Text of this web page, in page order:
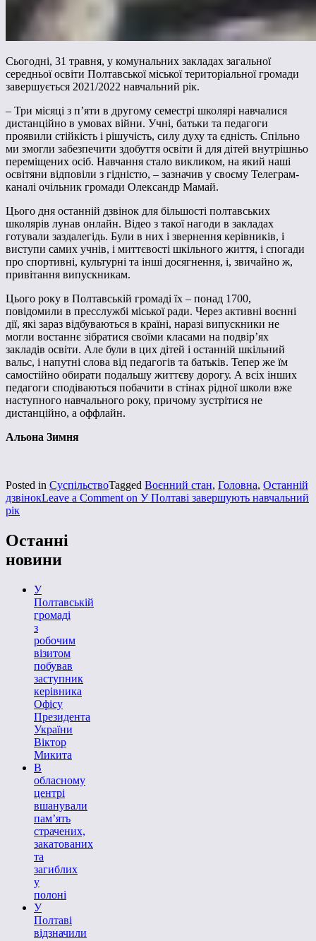
Сьогодні, 31 травня, у комунальних закладах загальної
середньої освіти Полтавської міської територіальної громади
завершується 2021/2022 навчальний рік.
– Три місяці з п’яти в другому семестрі школярі навчалися
дистанційно в умовах війни. Учні, батьки та педагоги
проявили стійкість і рішучість, силу духу та єдність. Спільно
ми змогли забезпечити здобуття освіти й для дітей внутрішньо
переміщених осіб. Навчання стало викликом, на який наші
освітяни відповіли з гідністю, – зазначив у своєму Телеграм-
каналі очільник громади Олександр Мамай.
Цього дня останній дзвінок для більшості полтавських
школярів лунав онлайн. Відео з такої нагоди в закладах
готували заздалегідь. Були в них і звернення керівників, і
виступи самих учнів, і миттєвості шкільного життя, і спогади
про спортивні, культурні та інші досягнення, і, звичайно ж,
привітання випускникам.
Цього року в Полтавській громаді їх – понад 1700,
повідомили в пресслужбі міської ради. Через активні воєнні
дії, які зараз відбуваються в країні, наразі випускники не
могли востаннє зібратися своїми класами на подвір’ях
закладів освіти. Але були в цих дітей і останній шкільний
вальс, і напутні слова від педагогів та батьків. Тепер же їм
самостійно обирати подальшу життєву дорогу. А всіх інших
педагоги сподіваються побачити в стінах рідної школи вже
наступного навчального року, причому зустрітися не
дистанційно, а оффлайн.
Альона Зимня
Posted in СуспільствоTagged Воєнний стан, Головна, Останній
дзвінокLeave a Comment on У Полтаві завершують навчальний
рік
Останні
новини
У
Полтавській
громаді
з
робочим
візитом
побував
заступник
керівника
Офісу
Президента
України
Віктор
Микита
В
обласному
центрі
вшанували
пам’ять
страчених,
закатованих
та
загиблих
у
полоні
У
Полтаві
відзначили